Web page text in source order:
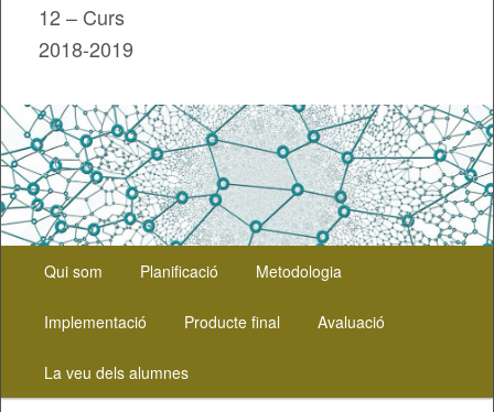
12 – Curs
2018-2019
principal
Aneu
al
contingut
Aneu
al
contingut
Qui som Planificació Metodologia
Implementació Producte final Avaluació
La veu dels alumnes